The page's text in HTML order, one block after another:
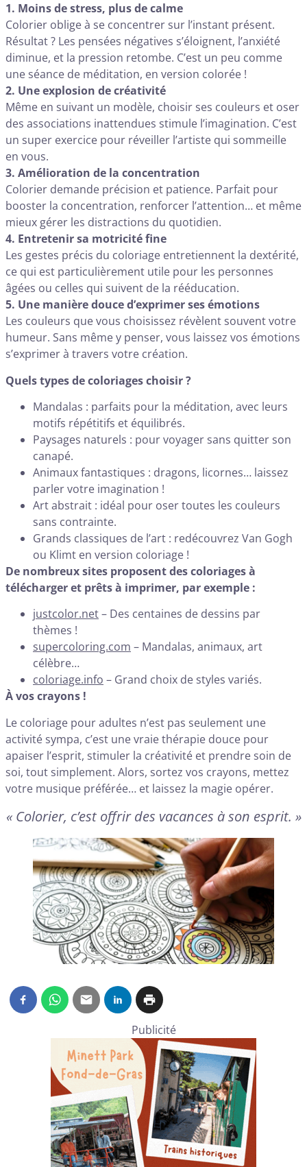
1. Moins de stress, plus de calme
Colorier oblige à se concentrer sur l’instant présent.
Résultat ? Les pensées négatives s’éloignent, l’anxiété
diminue, et la pression retombe. C’est un peu comme
une séance de méditation, en version colorée !
2. Une explosion de créativité
Même en suivant un modèle, choisir ses couleurs et oser
des associations inattendues stimule l’imagination. C’est
un super exercice pour réveiller l’artiste qui sommeille
en vous.
3. Amélioration de la concentration
Colorier demande précision et patience. Parfait pour
booster la concentration, renforcer l’attention… et même
mieux gérer les distractions du quotidien.
4. Entretenir sa motricité fine
Les gestes précis du coloriage entretiennent la dextérité,
ce qui est particulièrement utile pour les personnes
âgées ou celles qui suivent de la rééducation.
5. Une manière douce d’exprimer ses émotions
Les couleurs que vous choisissez révèlent souvent votre
humeur. Sans même y penser, vous laissez vos émotions
s’exprimer à travers votre création.
Quels types de coloriages choisir ?
Mandalas : parfaits pour la méditation, avec leurs
motifs répétitifs et équilibrés.
Paysages naturels : pour voyager sans quitter son
canapé.
Animaux fantastiques : dragons, licornes… laissez
parler votre imagination !
Art abstrait : idéal pour oser toutes les couleurs
sans contrainte.
Grands classiques de l’art : redécouvrez Van Gogh
ou Klimt en version coloriage !
De nombreux sites proposent des coloriages à
télécharger et prêts à imprimer, par exemple :
justcolor.net– Des centaines de dessins par
thèmes !
supercoloring.com – Mandalas, animaux, art
célèbre…
coloriage.info – Grand choix de styles variés.
À vos crayons !
Le coloriage pour adultes n’est pas seulement une
activité sympa, c’est une vraie thérapie douce pour
apaiser l’esprit, stimuler la créativité et prendre soin de
soi, tout simplement. Alors, sortez vos crayons, mettez
votre musique préférée… et laissez la magie opérer.
« Colorier, c’est offrir des vacances à son esprit. »
Publicité